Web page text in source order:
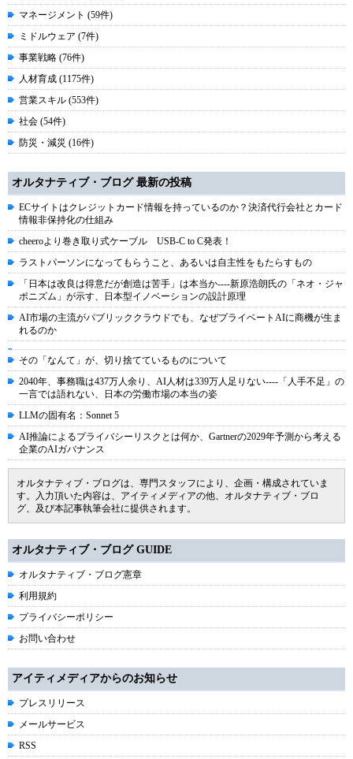
マネージメント (59件)
ミドルウェア (7件)
事業戦略 (76件)
人材育成 (1175件)
営業スキル (553件)
社会 (54件)
防災・減災 (16件)
オルタナティブ・ブログ 最新の投稿
ECサイトはクレジットカード情報を持っているのか？決済代行会社とカード
情報非保持化の仕組み
cheeroより巻き取り式ケーブル USB-C to C発表！
ラストパーソンになってもらうこと、あるいは自主性をもたらすもの
「日本は改良は得意だが創造は苦手」は本当か----新原浩朗氏の「ネオ・ジャ
ポニズム」が示す、日本型イノベーションの設計原理
AI市場の主流がパブリッククラウドでも、なぜプライベートAIに商機が生ま
れるのか
その「なんて」が、切り捨てているものについて
2040年、事務職は437万人余り、AI人材は339万人足りない----「人手不足」の
一言では語れない、日本の労働市場の本当の姿
LLMの固有名：Sonnet 5
AI推論によるプライバシーリスクとは何か、Gartnerの2029年予測から考える
企業のAIガバナンス
オルタナティブ・ブログは、専門スタッフにより、企画・構成されていま
す。入力頂いた内容は、アイティメディアの他、オルタナティブ・ブロ
グ、及び本記事執筆会社に提供されます。
オルタナティブ・ブログ GUIDE
オルタナティブ・ブログ憲章
利用規約
プライバシーポリシー
お問い合わせ
アイティメディアからのお知らせ
プレスリリース
メールサービス
RSS